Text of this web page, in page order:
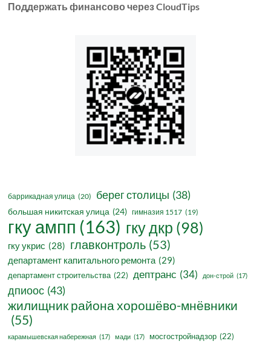
Поддержать финансово через CloudTips
баррикадная улица (20) берег столицы (38)
большая никитская улица (24) гимназия 1517 (19)
гку ампп (163) гку дкр (98)
гку укрис (28) главконтроль (53)
департамент капитального ремонта (29)
департамент строительства (22) дептранс (34) дон-строй (17)
дпиоос (43)
жилищник района хорошёво-мнёвники
(55)
карамышевская набережная (17) мади (17) мосгостройнадзор (22)